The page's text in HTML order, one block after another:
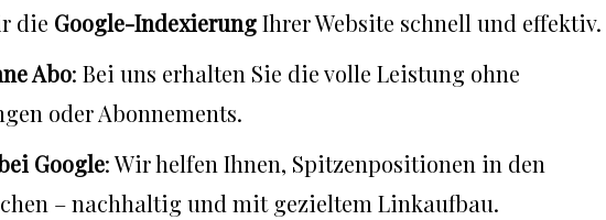
die Google-IndexierungIhrer Website schnell und effektiv.
Abo: Bei uns erhalten Sie die volle Leistung ohne
oder Abonnements.
Google: Wir helfen Ihnen, Spitzenpositionen in den
– nachhaltig und mit gezieltem Linkaufbau.